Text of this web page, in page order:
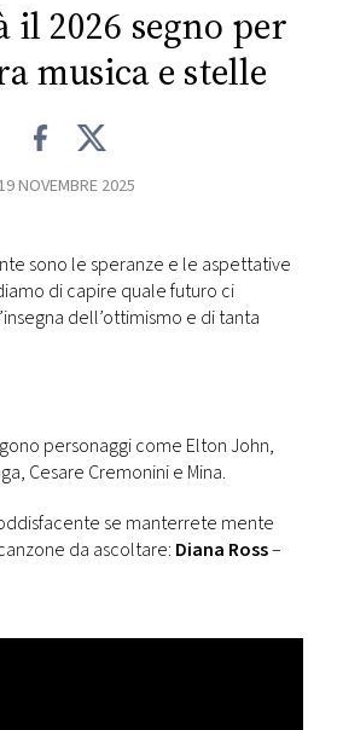
il 2026 segno per
musica e stelle
NOVEMBRE 2025
sono le speranze e le aspettative
di capire quale futuro ci
dell’ottimismo e di tanta
personaggi come Elton John,
Cesare Cremonini e Mina.
se manterrete mente
da ascoltare: Diana Ross–